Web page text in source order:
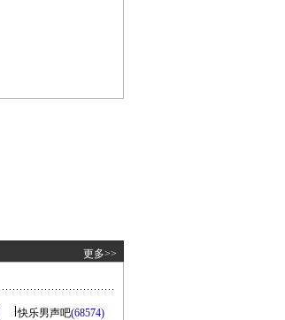
更多>>
快乐男声吧(68574)